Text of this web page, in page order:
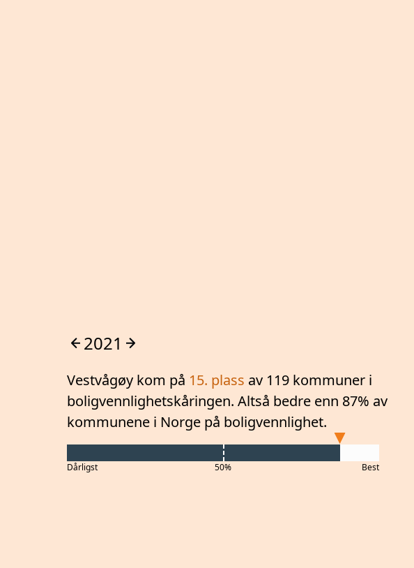
2021
Vestvågøy kom på 15. plass av 119 kommuner i
boligvennlighetskåringen. Altså bedre enn 87% av
kommunene i Norge på boligvennlighet.
Dårligst 50% Best